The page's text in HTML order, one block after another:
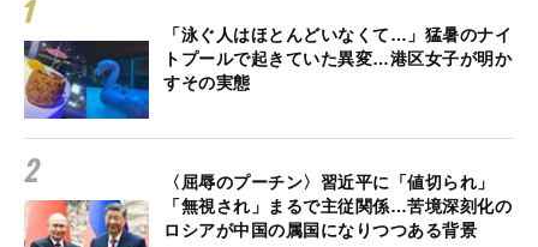
「泳ぐ人はほとんどいなくて…」猛暑のナイ
トプールで起きていた異変…港区女子が明か
すその実態
〈屈辱のプーチン〉習近平に「値切られ」
「無視され」まるで主従関係…苦境深刻化の
ロシアが中国の属国になりつつある背景